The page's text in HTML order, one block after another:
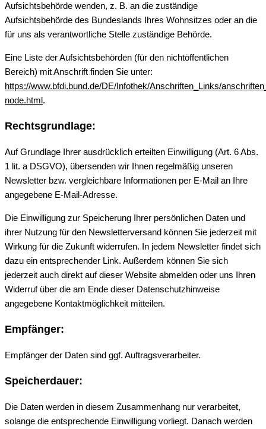
Aufsichtsbehörde wenden, z. B. an die zuständige
Aufsichtsbehörde des Bundeslands Ihres Wohnsitzes oder an die
für uns als verantwortliche Stelle zuständige Behörde.
Eine Liste der Aufsichtsbehörden (für den nichtöffentlichen
Bereich) mit Anschrift finden Sie unter:
https://www.bfdi.bund.de/DE/Infothek/Anschriften_Links/
node.html.
Rechtsgrundlage:
Auf Grundlage Ihrer ausdrücklich erteilten Einwilligung (Art. 6 Abs.
1 lit. a DSGVO), übersenden wir Ihnen regelmäßig unseren
Newsletter bzw. vergleichbare Informationen per E-Mail an Ihre
angegebene E-Mail-Adresse.
Die Einwilligung zur Speicherung Ihrer persönlichen Daten und
ihrer Nutzung für den Newsletterversand können Sie jederzeit mit
Wirkung für die Zukunft widerrufen. In jedem Newsletter findet sich
dazu ein entsprechender Link. Außerdem können Sie sich
jederzeit auch direkt auf dieser Website abmelden oder uns Ihren
Widerruf über die am Ende dieser Datenschutzhinweise
angegebene Kontaktmöglichkeit mitteilen.
Empfänger:
Empfänger der Daten sind ggf. Auftragsverarbeiter.
Speicherdauer:
Die Daten werden in diesem Zusammenhang nur verarbeitet,
solange die entsprechende Einwilligung vorliegt. Danach werden